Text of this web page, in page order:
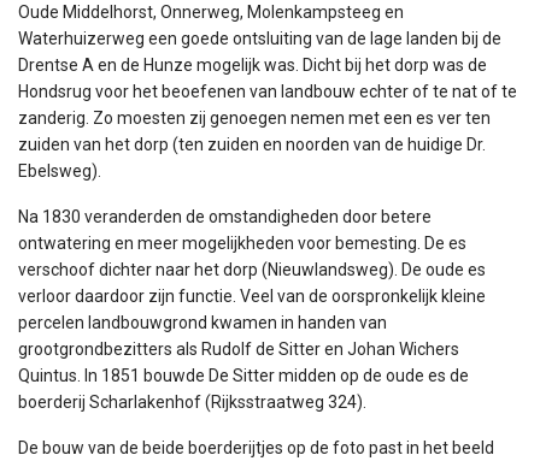
Oude Middelhorst, Onnerweg, Molenkampsteeg en
Waterhuizerweg een goede ontsluiting van de lage landen bij de
Drentse A en de Hunze mogelijk was. Dicht bij het dorp was de
Hondsrug voor het beoefenen van landbouw echter of te nat of te
zanderig. Zo moesten zij genoegen nemen met een es ver ten
zuiden van het dorp (ten zuiden en noorden van de huidige Dr.
Ebelsweg).
Na 1830 veranderden de omstandigheden door betere
ontwatering en meer mogelijkheden voor bemesting. De es
verschoof dichter naar het dorp (Nieuwlandsweg). De oude es
verloor daardoor zijn functie. Veel van de oorspronkelijk kleine
percelen landbouwgrond kwamen in handen van
grootgrondbezitters als Rudolf de Sitter en Johan Wichers
Quintus. In 1851 bouwde De Sitter midden op de oude es de
boerderij Scharlakenhof (Rijksstraatweg 324).
De bouw van de beide boerderijtjes op de foto past in het beeld